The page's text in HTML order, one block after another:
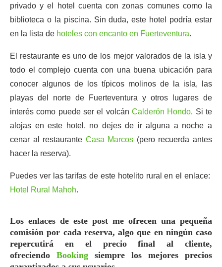
privado y el hotel cuenta con zonas comunes como la
biblioteca o la piscina. Sin duda, este hotel podría estar
en la lista de hoteles con encanto en Fuerteventura.
El restaurante es uno de los mejor valorados de la isla y
todo el complejo cuenta con una buena ubicación para
conocer algunos de los típicos molinos de la isla, las
playas del norte de Fuerteventura y otros lugares de
interés como puede ser el volcán Calderón Hondo. Si te
alojas en este hotel, no dejes de ir alguna a noche a
cenar al restaurante Casa Marcos (pero recuerda antes
hacer la reserva).
Puedes ver las tarifas de este hotelito rural en el enlace:
Hotel Rural Mahoh.
Los enlaces de este post me ofrecen una pequeña
comisión por cada reserva, algo que en ningún caso
repercutirá en el precio final al cliente,
ofreciendo Booking siempre los mejores precios